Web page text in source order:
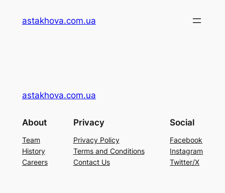
astakhova.com.ua
astakhova.com.ua
About
Team
History
Careers
Privacy
Privacy Policy
Terms and Conditions
Contact Us
Social
Facebook
Instagram
Twitter/X